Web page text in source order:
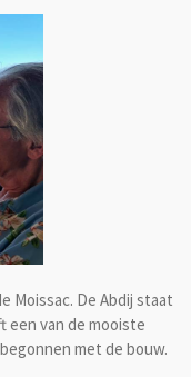
Moissac. De Abdij staat
een van de mooiste
met de bouw.